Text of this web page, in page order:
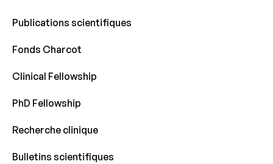
Publications scientifiques
Fonds Charcot
Clinical Fellowship
PhD Fellowship
Recherche clinique
Bulletins scientifiques